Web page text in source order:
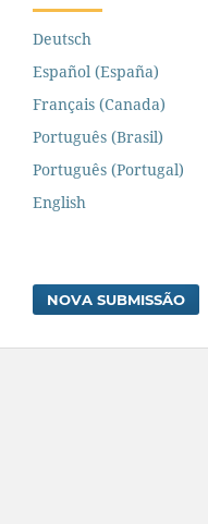
Deutsch
Español (España)
Français (Canada)
Português (Brasil)
Português (Portugal)
English
NOVA SUBMISSÃO